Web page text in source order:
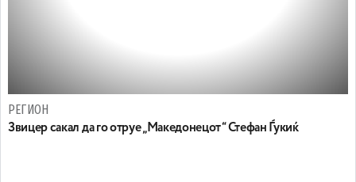
РЕГИОН
Звицер сакал да го отруе „Македонецот“ Стефан Ѓукиќ